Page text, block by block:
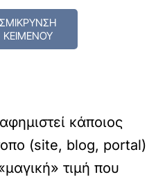
ΣΜΙΚΡΥΝΣΗ
ΚΕΙΜΕΝΟΥ
κάποιος
(site, blog, portal)
τιμή που